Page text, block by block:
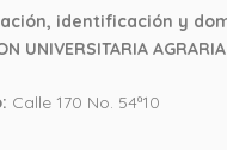
identificación y
UNIVERSITARIA
Calle 170 No. 54ª10